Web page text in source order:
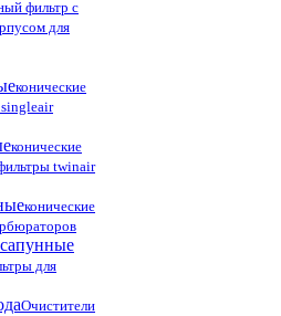
фильтр с
для
конические
конические
twinair
конические
для
Очистители